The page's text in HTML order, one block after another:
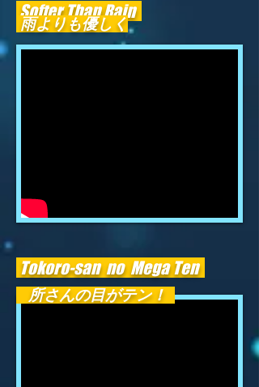
Softer Than Rain
Tokoro-san no Mega Ten
雨よりも優しく
所さんの目がテン！